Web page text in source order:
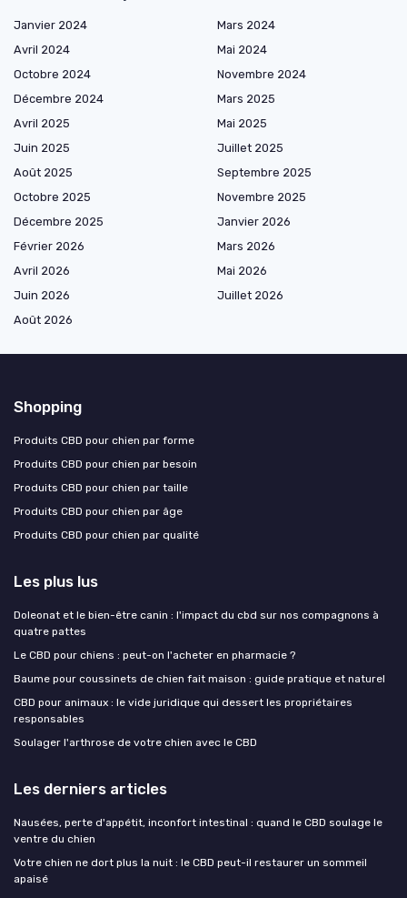
Janvier 2024
Mars 2024
Avril 2024
Mai 2024
Octobre 2024
Novembre 2024
Décembre 2024
Mars 2025
Avril 2025
Mai 2025
Juin 2025
Juillet 2025
Août 2025
Septembre 2025
Octobre 2025
Novembre 2025
Décembre 2025
Janvier 2026
Février 2026
Mars 2026
Avril 2026
Mai 2026
Juin 2026
Juillet 2026
Août 2026
Shopping
Produits CBD pour chien par forme
Produits CBD pour chien par besoin
Produits CBD pour chien par taille
Produits CBD pour chien par âge
Produits CBD pour chien par qualité
Les plus lus
Doleonat et le bien-être canin : l'impact du cbd sur nos compagnons à
quatre pattes
Le CBD pour chiens : peut-on l'acheter en pharmacie ?
Baume pour coussinets de chien fait maison : guide pratique et naturel
CBD pour animaux : le vide juridique qui dessert les propriétaires
responsables
Soulager l'arthrose de votre chien avec le CBD
Les derniers articles
Nausées, perte d'appétit, inconfort intestinal : quand le CBD soulage le
ventre du chien
Votre chien ne dort plus la nuit : le CBD peut-il restaurer un sommeil
apaisé